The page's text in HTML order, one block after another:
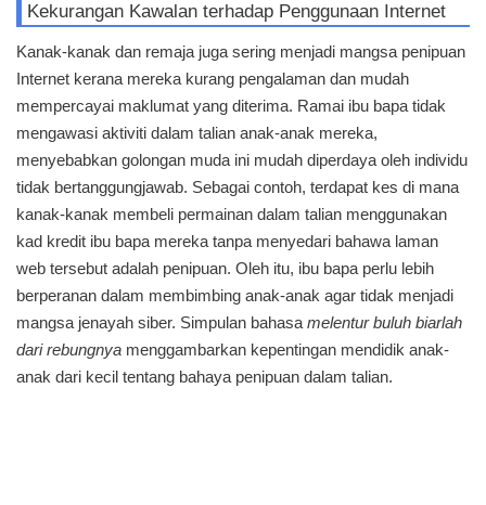
Kekurangan Kawalan terhadap Penggunaan Internet
Kanak-kanak dan remaja juga sering menjadi mangsa penipuan
Internet kerana mereka kurang pengalaman dan mudah
mempercayai maklumat yang diterima. Ramai ibu bapa tidak
mengawasi aktiviti dalam talian anak-anak mereka,
menyebabkan golongan muda ini mudah diperdaya oleh individu
tidak bertanggungjawab. Sebagai contoh, terdapat kes di mana
kanak-kanak membeli permainan dalam talian menggunakan
kad kredit ibu bapa mereka tanpa menyedari bahawa laman
web tersebut adalah penipuan. Oleh itu, ibu bapa perlu lebih
berperanan dalam membimbing anak-anak agar tidak menjadi
mangsa jenayah siber. Simpulan bahasa melentur buluh biarlah
dari rebungnya menggambarkan kepentingan mendidik anak-
anak dari kecil tentang bahaya penipuan dalam talian.